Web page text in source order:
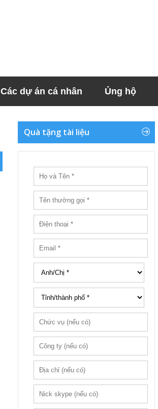
Các dự án cá nhân Ủng hộ
Quà tặng tài liệu